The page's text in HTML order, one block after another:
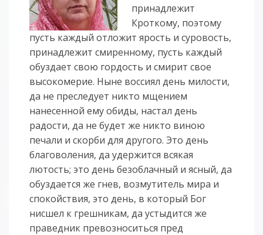
принадлежит
Кроткому, поэтому
пусть каждый отложит ярость и суровость,
принадлежит смиренному, пусть каждый
обуздает свою гордость и смирит свое
высокомерие. Ныне воссиял день милости,
да не преследует никто мщением
нанесенной ему обиды, настал день
радости, да не будет же никто виною
печали и скорби для другого. Это день
благоволения, да удержится всякая
лютость; это день безоблачный и ясный, да
обуздается же гнев, возмутитель мира и
спокойствия, это день, в который Бог
нисшел к грешникам, да устыдится же
праведник превозноситься пред